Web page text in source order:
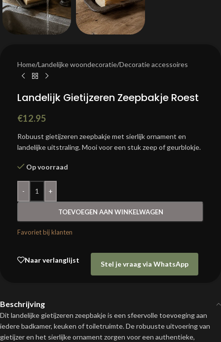
Home/Landelijke woondecoratie/Decoratie accessoires
Landelijk Gietijzeren Zeepbakje Roest
€12.95
Robuust gietijzeren zeepbakje met sierlijk ornament en
landelijke uitstraling. Mooi voor een stuk zeep of geurblokje.
Op voorraad
- +
TOEVOEGEN AAN WINKELWAGEN
Favoriet bij klanten
Naar verlanglijst
Stel je vraag via WhatsApp
Beschrijving
Dit landelijke gietijzeren zeepbakje is een sfeervolle toevoeging aan
iedere badkamer, keuken of toiletruimte. De robuuste uitvoering van
gietijzer en het sierlijke ornament zorgen voor een authentieke,